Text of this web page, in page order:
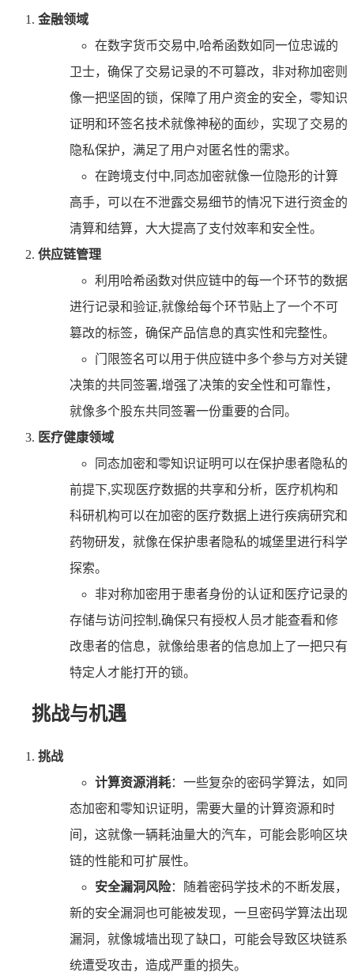
金融领域
在数字货币交易中,哈希函数如同一位忠诚的
卫士，确保了交易记录的不可篡改，非对称加密则
像一把坚固的锁，保障了用户资金的安全，零知识
证明和环签名技术就像神秘的面纱，实现了交易的
隐私保护，满足了用户对匿名性的需求。
在跨境支付中,同态加密就像一位隐形的计算
高手，可以在不泄露交易细节的情况下进行资金的
清算和结算，大大提高了支付效率和安全性。
供应链管理
利用哈希函数对供应链中的每一个环节的数据
进行记录和验证,就像给每个环节贴上了一个不可
篡改的标签，确保产品信息的真实性和完整性。
门限签名可以用于供应链中多个参与方对关键
决策的共同签署,增强了决策的安全性和可靠性，
就像多个股东共同签署一份重要的合同。
医疗健康领域
同态加密和零知识证明可以在保护患者隐私的
前提下,实现医疗数据的共享和分析，医疗机构和
科研机构可以在加密的医疗数据上进行疾病研究和
药物研发，就像在保护患者隐私的城堡里进行科学
探索。
非对称加密用于患者身份的认证和医疗记录的
存储与访问控制,确保只有授权人员才能查看和修
改患者的信息，就像给患者的信息加上了一把只有
特定人才能打开的锁。
挑战与机遇
挑战
计算资源消耗：一些复杂的密码学算法，如同
态加密和零知识证明，需要大量的计算资源和时
间，这就像一辆耗油量大的汽车，可能会影响区块
链的性能和可扩展性。
安全漏洞风险：随着密码学技术的不断发展，
新的安全漏洞也可能被发现，一旦密码学算法出现
漏洞，就像城墙出现了缺口，可能会导致区块链系
统遭受攻击，造成严重的损失。